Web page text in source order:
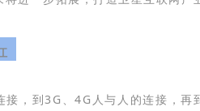
，到3G、4G人与人的连接，再